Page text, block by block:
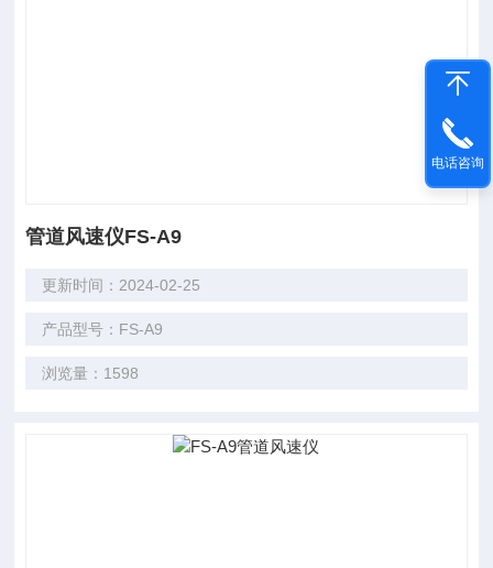
管道风速仪FS-A9
更新时间：2024-02-25
产品型号：FS-A9
浏览量：1598
电话咨询